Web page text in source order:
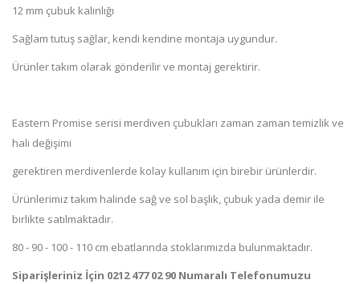
12 mm çubuk kalınlığı
Sağlam tutuş sağlar, kendi kendine montaja uygundur.
Ürünler takım olarak gönderilir ve montaj gerektirir.
Eastern Promise serisi merdiven çubukları zaman zaman temizlik ve
halı değişimi
gerektiren merdivenlerde kolay kullanım için birebir ürünlerdir.
Ürünlerimiz takım halinde sağ ve sol başlık, çubuk yada demir ile
birlikte satılmaktadır.
80 - 90 - 100 - 110 cm ebatlarında stoklarımızda bulunmaktadır.
Siparişleriniz İçin 0212 477 02 90 Numaralı Telefonumuzu